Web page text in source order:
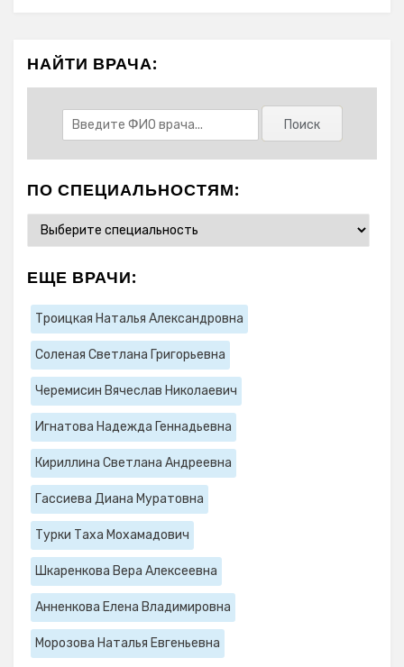
НАЙТИ ВРАЧА:
ПО СПЕЦИАЛЬНОСТЯМ:
ЕЩЕ ВРАЧИ:
Троицкая Наталья Александровна
Соленая Светлана Григорьевна
Черемисин Вячеслав Николаевич
Игнатова Надежда Геннадьевна
Кириллина Светлана Андреевна
Гассиева Диана Муратовна
Турки Таха Мохамадович
Шкаренкова Вера Алексеевна
Анненкова Елена Владимировна
Морозова Наталья Евгеньевна